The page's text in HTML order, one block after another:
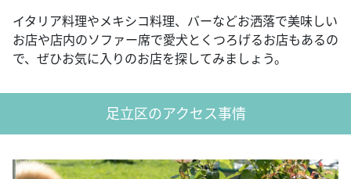
イタリア料理やメキシコ料理、バーなどお洒落で美味しい
お店や店内のソファー席で愛犬とくつろげるお店もあるの
で、ぜひお気に入りのお店を探してみましょう。
足立区のアクセス事情